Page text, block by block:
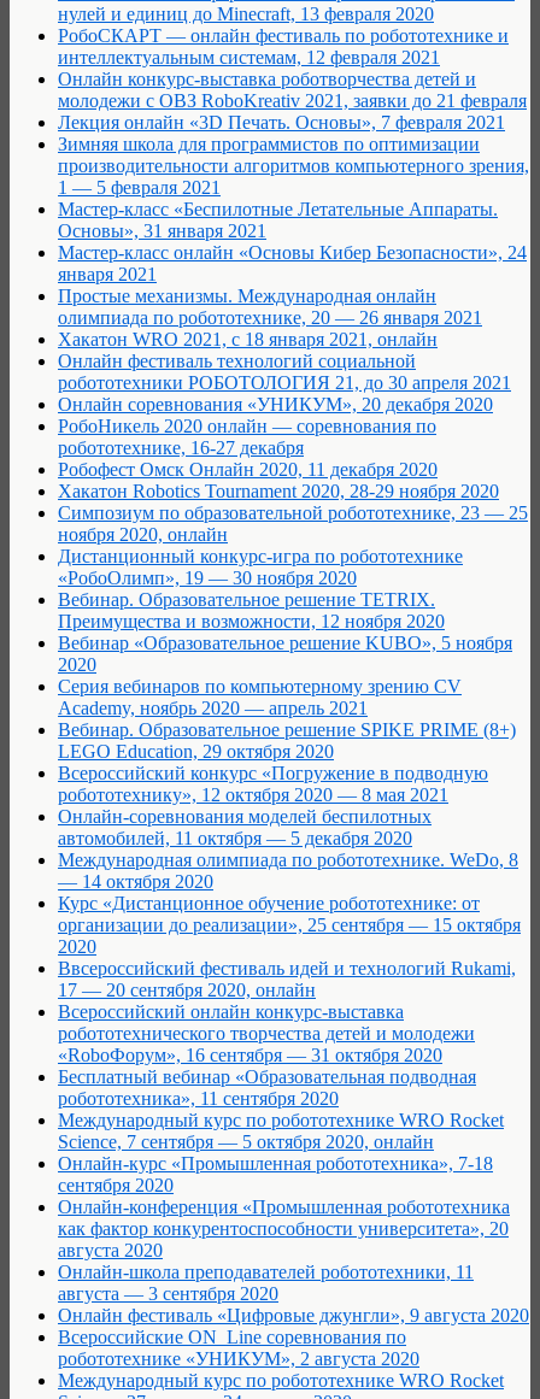
нулей и единиц до Minecraft, 13 февраля 2020
РобоCКАРТ — онлайн фестиваль по робототехнике и
интеллектуальным системам, 12 февраля 2021
Онлайн конкурс-выставка роботворчества детей и
молодежи с ОВЗ RoboKreativ 2021, заявки до 21 февраля
Лекция онлайн «3D Печать. Основы», 7 февраля 2021
Зимняя школа для программистов по оптимизации
производительности алгоритмов компьютерного зрения,
1 — 5 февраля 2021
Мастер-класс «Беспилотные Летательные Аппараты.
Основы», 31 января 2021
Мастер-класс онлайн «Основы Кибер Безопасности», 24
января 2021
Простые механизмы. Международная онлайн
олимпиада по робототехнике, 20 — 26 января 2021
Хакатон WRO 2021, с 18 января 2021, онлайн
Онлайн фестиваль технологий социальной
робототехники РОБОТОЛОГИЯ 21, до 30 апреля 2021
Онлайн соревнования «УНИКУМ», 20 декабря 2020
РобоНикель 2020 онлайн — соревнования по
робототехнике, 16-27 декабря
Робофест Омск Онлайн 2020, 11 декабря 2020
Хакатон Robotics Tournament 2020, 28-29 ноября 2020
Cимпозиум по образовательной робототехнике, 23 — 25
ноября 2020, онлайн
Дистанционный конкурс-игра по робототехнике
«РобоОлимп», 19 — 30 ноября 2020
Вебинар. Образовательное решение TETRIX.
Преимущества и возможности, 12 ноября 2020
Вебинар «Образовательное решение KUBO», 5 ноября
2020
Серия вебинаров по компьютерному зрению CV
Academy, ноябрь 2020 — апрель 2021
Вебинар. Образовательное решение SPIKE PRIME (8+)
LEGO Education, 29 октября 2020
Всероссийский конкурс «Погружение в подводную
робототехнику», 12 октября 2020 — 8 мая 2021
Онлайн-соревнования моделей беспилотных
автомобилей, 11 октября — 5 декабря 2020
Международная олимпиада по робототехнике. WeDo, 8
— 14 октября 2020
Курс «Дистанционное обучение робототехнике: от
организации до реализации», 25 сентября — 15 октября
2020
Ввсероссийский фестиваль идей и технологий Rukami,
17 — 20 сентября 2020, онлайн
Всероссийский онлайн конкурс-выставка
робототехнического творчества детей и молодежи
«RoboФорум», 16 сентября — 31 октября 2020
Бесплатный вебинар «Образовательная подводная
робототехника», 11 сентября 2020
Международный курс по робототехнике WRO Rocket
Science, 7 сентября — 5 октября 2020, онлайн
Онлайн-курс «Промышленная робототехника», 7-18
сентября 2020
Онлайн-конференция «Промышленная робототехника
как фактор конкурентоспособности университета», 20
августа 2020
Онлайн-школа преподавателей робототехники, 11
августа — 3 сентября 2020
Онлайн фестиваль «Цифровые джунгли», 9 августа 2020
Всероссийские ON_Line соревнования по
робототехнике «УНИКУМ», 2 августа 2020
Международный курс по робототехнике WRO Rocket